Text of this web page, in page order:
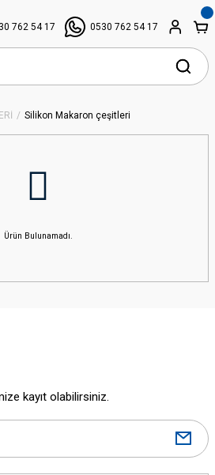
762 54 17 0530 762 54 17
Silikon Makaron çeşitleri
Ürün Bulunamadı.
kayıt olabilirsiniz.